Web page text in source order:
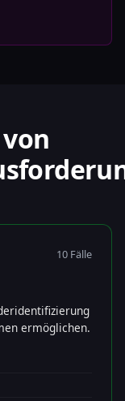
10 Fälle
ermöglichen.